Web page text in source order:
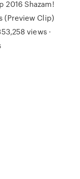
2016 Shazam!
(Preview Clip)
views ·